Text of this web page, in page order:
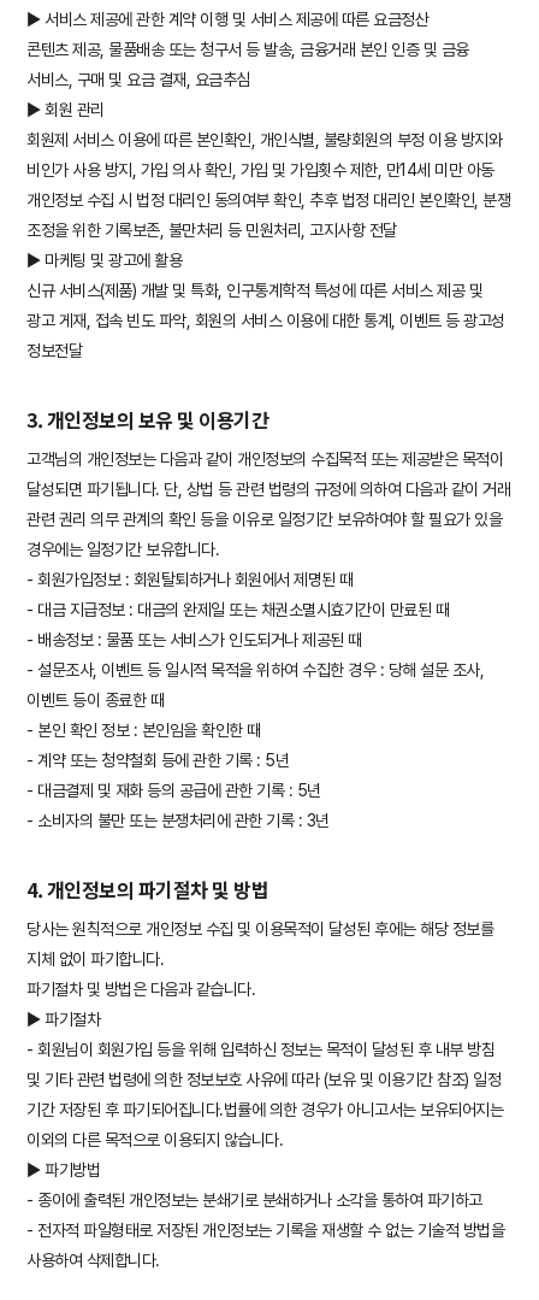
▶ 서비스 제공에 관한 계약 이행 및 서비스 제공에 따른 요금정산
콘텐츠 제공, 물품배송 또는 청구서 등 발송, 금융거래 본인 인증 및 금융
서비스, 구매 및 요금 결재, 요금추심
▶ 회원 관리
회원제 서비스 이용에 따른 본인확인, 개인식별, 불량회원의 부정 이용 방지와
비인가 사용 방지, 가입 의사 확인, 가입 및 가입횟수 제한, 만14세 미만 아동
개인정보 수집 시 법정 대리인 동의여부 확인, 추후 법정 대리인 본인확인, 분쟁
조정을 위한 기록보존, 불만처리 등 민원처리, 고지사항 전달
▶ 마케팅 및 광고에 활용
신규 서비스(제품) 개발 및 특화, 인구통계학적 특성에 따른 서비스 제공 및
광고 게재, 접속 빈도 파악, 회원의 서비스 이용에 대한 통계, 이벤트 등 광고성
정보전달
3. 개인정보의 보유 및 이용기간
고객님의 개인정보는 다음과 같이 개인정보의 수집목적 또는 제공받은 목적이
달성되면 파기됩니다. 단, 상법 등 관련 법령의 규정에 의하여 다음과 같이 거래
관련 권리 의무 관계의 확인 등을 이유로 일정기간 보유하여야 할 필요가 있을
경우에는 일정기간 보유합니다.
- 회원가입정보 : 회원탈퇴하거나 회원에서 제명된 때
- 대금 지급정보 : 대금의 완제일 또는 채권소멸시효기간이 만료된 때
- 배송정보 : 물품 또는 서비스가 인도되거나 제공된 때
- 설문조사, 이벤트 등 일시적 목적을 위하여 수집한 경우 : 당해 설문 조사,
이벤트 등이 종료한 때
- 본인 확인 정보 : 본인임을 확인한 때
- 계약 또는 청약철회 등에 관한 기록 : 5년
- 대금결제 및 재화 등의 공급에 관한 기록 : 5년
- 소비자의 불만 또는 분쟁처리에 관한 기록 : 3년
4. 개인정보의 파기절차 및 방법
당사는 원칙적으로 개인정보 수집 및 이용목적이 달성된 후에는 해당 정보를
지체 없이 파기합니다.
파기절차 및 방법은 다음과 같습니다.
▶ 파기절차
- 회원님이 회원가입 등을 위해 입력하신 정보는 목적이 달성된 후 내부 방침
및 기타 관련 법령에 의한 정보보호 사유에 따라 (보유 및 이용기간 참조) 일정
기간 저장된 후 파기되어집니다.법률에 의한 경우가 아니고서는 보유되어지는
이외의 다른 목적으로 이용되지 않습니다.
▶ 파기방법
- 종이에 출력된 개인정보는 분쇄기로 분쇄하거나 소각을 통하여 파기하고
- 전자적 파일형태로 저장된 개인정보는 기록을 재생할 수 없는 기술적 방법을
사용하여 삭제합니다.